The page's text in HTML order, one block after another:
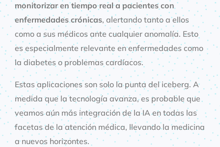
monitorizar en tiempo real a pacientes con
enfermedades crónicas, alertando tanto a ellos
como a sus médicos ante cualquier anomalía. Esto
es especialmente relevante en enfermedades como
la diabetes o problemas cardíacos.
Estas aplicaciones son solo la punta del iceberg. A
medida que la tecnología avanza, es probable que
veamos aún más integración de la IA en todas las
facetas de la atención médica, llevando la medicina
a nuevos horizontes.